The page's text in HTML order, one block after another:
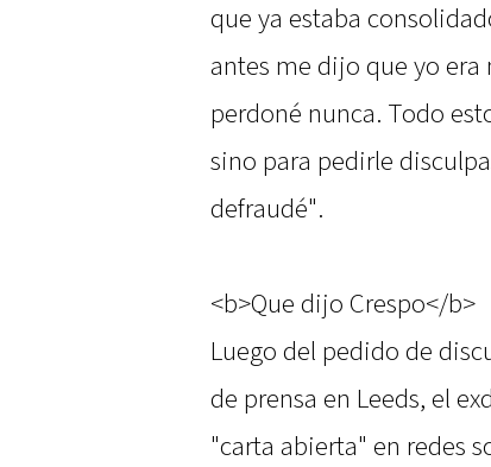
que ya estaba
antes me dijo que yo
perdoné nunca. Todo
sino para pedirle
defraudé".
<b>Que dijo Crespo</b>
Luego del pedido de
de prensa en Leeds, el
"carta abierta" en redes